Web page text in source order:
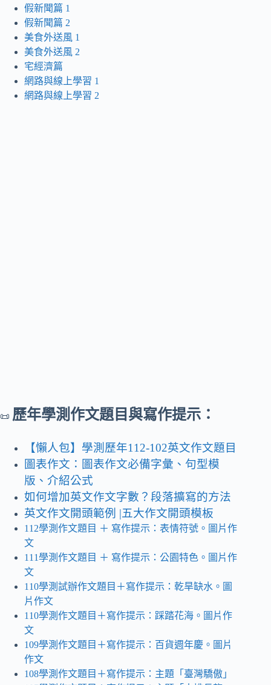
假新聞篇 1
假新聞篇 2
美食外送風 1
美食外送風 2
宅經濟篇
網路與線上學習 1
網路與線上學習 2
📜 歷年學測作文題目與寫作提示：
【懶人包】學測歷年112-102英文作文題目
圖表作文：圖表作文必備字彙、句型模
版、介紹公式
如何增加英文作文字數？段落擴寫的方法
英文作文開頭範例 |五大作文開頭模板
112學測作文題目 ＋ 寫作提示 ：表情符號。圖片作
文
111學測作文題目 ＋ 寫作提示：公園特色。圖片作
文
110學測試辦作文題目＋寫作提示：乾旱缺水 。 圖
片作文
110學測作文題目＋寫作提示：踩踏花海。圖片作
文
109學測作文題目＋寫作提示：百貨週年慶 。 圖片
作文
108學測作文題目＋寫作提示：主題「臺灣驕傲」